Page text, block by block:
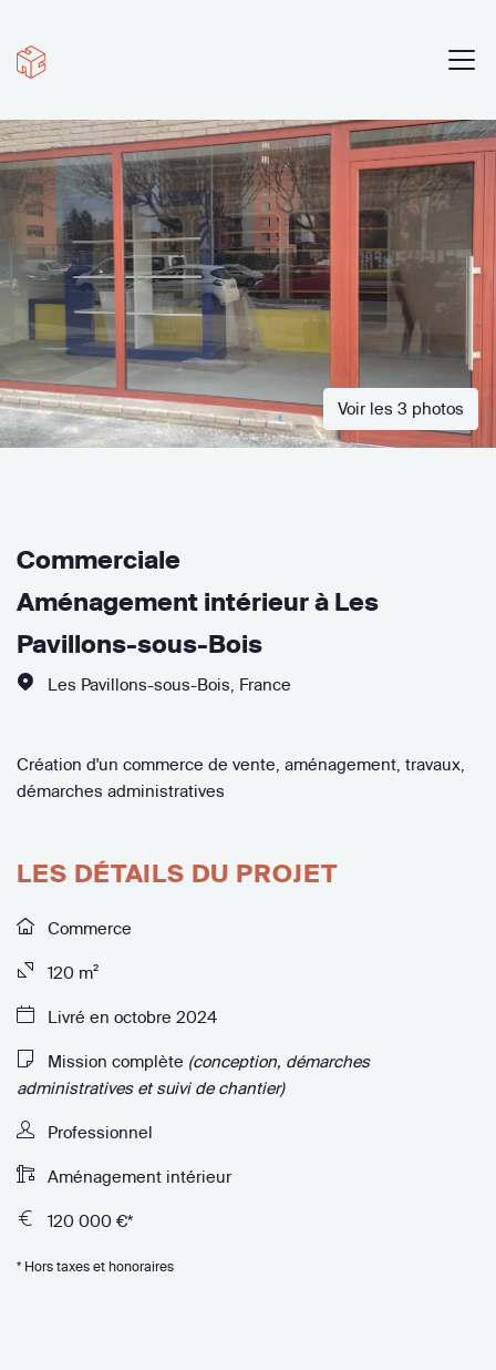
Voir les 3 photos
Commerciale
Aménagement intérieur à Les
Pavillons-sous-Bois
Les Pavillons-sous-Bois France
Création d'un commerce de vente, aménagement, travaux,
démarches administratives
LES DÉTAILS DU PROJET
Commerce
120 m²
Livré en octobre 2024
Mission complète (conception, démarches
administratives et suivi de chantier)
Professionnel
Aménagement intérieur
120 000 €*
* Hors taxes et honoraires